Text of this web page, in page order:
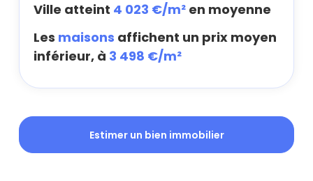
Ville atteint 4 023 €/m² en moyenne
Les maisons affichent un prix moyen
inférieur, à 3 498 €/m²
Estimer un bien immobilier